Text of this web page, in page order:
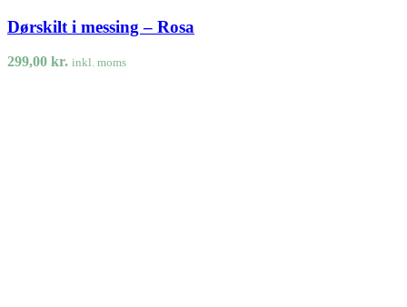
Dørskilt i messing – Rosa
299,00 kr. inkl. moms